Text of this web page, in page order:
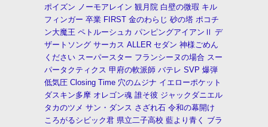
ポイズン ノーモアレイン 観月院 白壁の微瑕 キル
フィンガー 卒業 FIRST 金のわらじ 砂の塔 ポコチ
ン大魔王 ペトルーシュカ パンピングアイアンⅡ デ
ザートソング サーカス ALLER セダン 神様ごめん
ください スーパースター フランシーヌの場合 スー
パータクティクス 甲府の軟派師 バテレ SVP 爆弾
低気圧 Closing Time 穴のムジナ イエローポケット
ダスキン多摩 オレゴン魂 誰そ彼 ジャックダニエル
タカのツメ サン・ダンス さざれ石 令和の幕開け
ころがるシビック君 県立二子高校 藍より青く ブラ